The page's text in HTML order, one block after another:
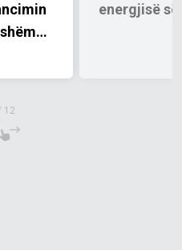
energjisë
12